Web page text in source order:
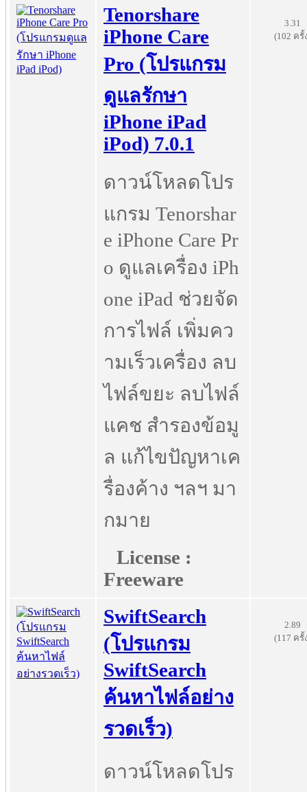
Tenorshare
iPhone Care
Pro (โปรแกรม
ดูแลรักษา
iPhone iPad
iPod) 7.0.1
ดาวน์โหลดโปร
แกรม Tenorshar
e iPhone Care Pr
o ดูแลเครื่อง iPh
one iPad ช่วยจัด
การไฟล์ เพิ่มคว
ามเร็วเครื่อง ลบ
ไฟล์ขยะ ลบไฟล์
แคช สำรองข้อมู
ล แก้ไขปัญหาเค
รื่องค้าง ฯลฯ มา
กมาย
License :
Freeware
3.31
(102 ครั้
SwiftSearch
(โปรแกรม
SwiftSearch
ค้นหาไฟล์อย่าง
รวดเร็ว)
ดาวน์โหลดโปร
2.89
(117 ครั้